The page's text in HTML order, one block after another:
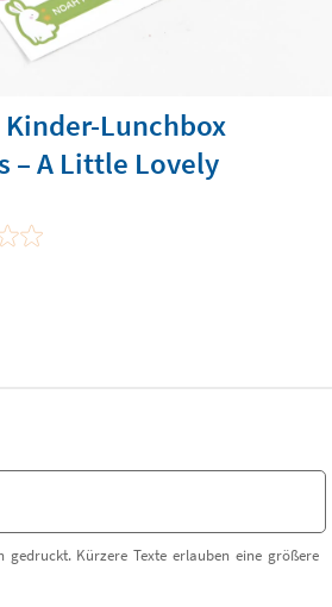
Lunchbox
– A Little Lovely
gedruckt. Kürzere Texte erlauben eine größere